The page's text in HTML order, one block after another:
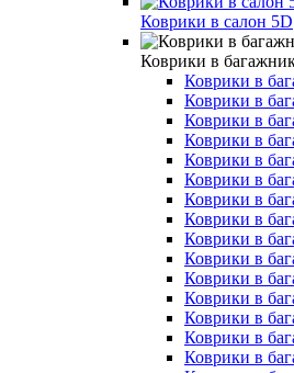
Коврики в салон 5D
Коврики в
Коврики в
Коврики в
Коврики в
Коврики в
Коврики в
Коврики в
Коврики в
Коврики в
Коврики в
Коврики в
Коврики в
Коврики в
Коврики в
Коврики в
Коврики в